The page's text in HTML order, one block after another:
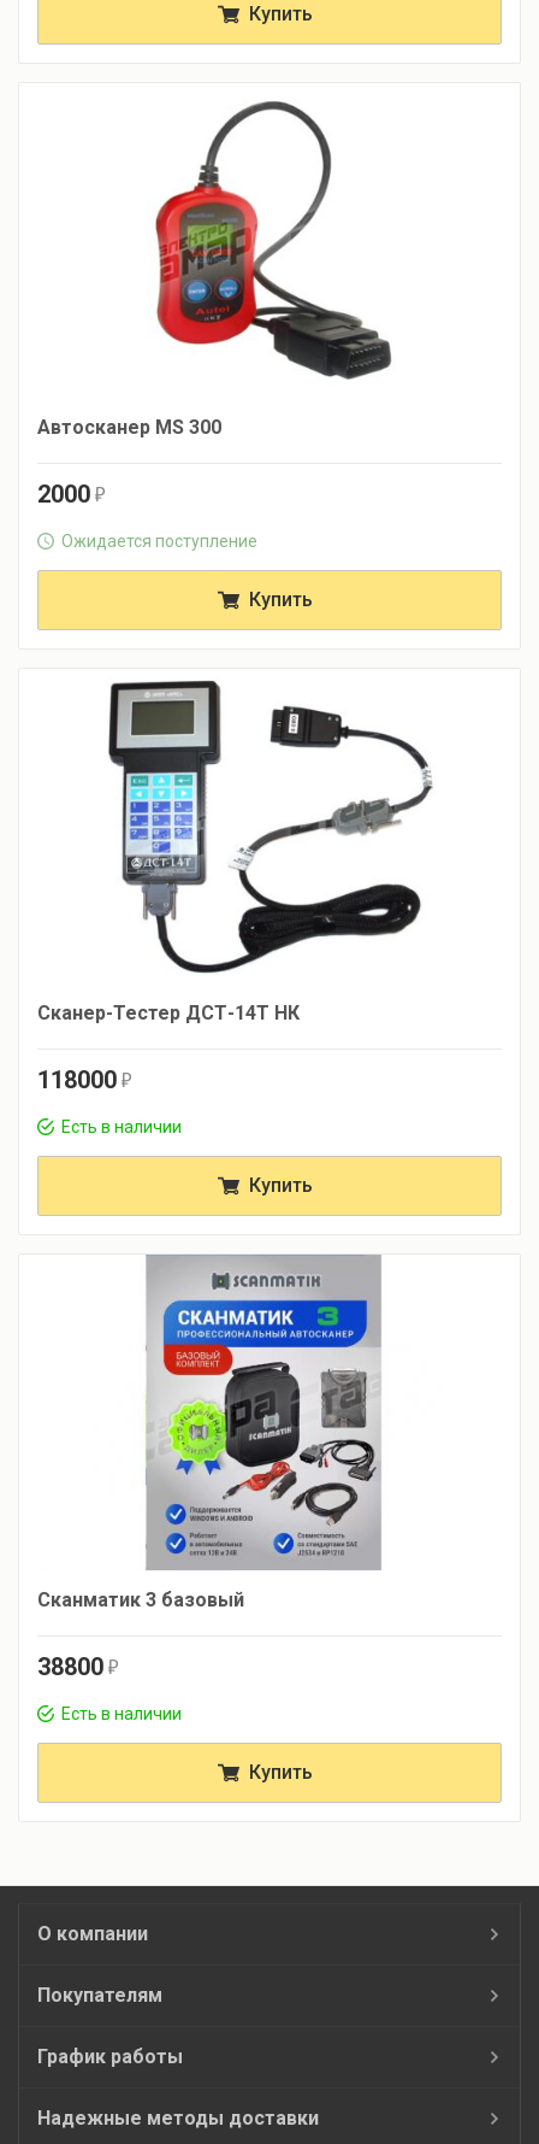
Купить
Автосканер MS 300
2000 r
Ожидается поступление
Купить
Сканер-Тестер ДСТ-14Т НК
118000 r
Есть в наличии
Купить
Сканматик 3 базовый
38800 r
Есть в наличии
Купить
О компании
Покупателям
График работы
Надежные методы доставки